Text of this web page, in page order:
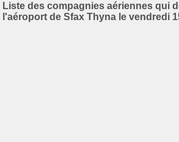
Liste des compagnies aériennes qui
l'aéroport de Sfax Thyna le vendredi